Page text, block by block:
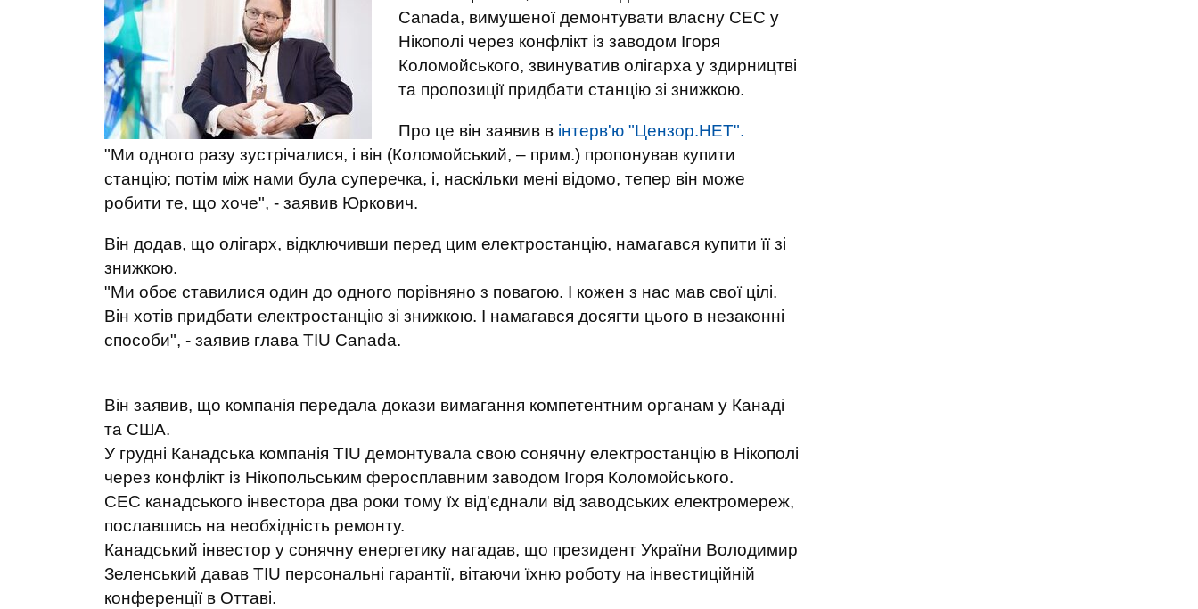
Canada, вимушеної демонтувати власну СЕС у
Нікополі через конфлікт із заводом Ігоря
Коломойського, звинуватив олігарха у здирництві
та пропозиції придбати станцію зі знижкою.
Про це він заявив в інтерв'ю "Цензор.НЕТ".
"Ми одного разу зустрічалися, і він (Коломойський, – прим.) пропонував купити
станцію; потім між нами була суперечка, і, наскільки мені відомо, тепер він може
робити те, що хоче", - заявив Юркович.
Він додав, що олігарх, відключивши перед цим електростанцію, намагався купити її зі
знижкою.
"Ми обоє ставилися один до одного порівняно з повагою. І кожен з нас мав свої цілі.
Він хотів придбати електростанцію зі знижкою. І намагався досягти цього в незаконні
способи", - заявив глава TIU Canada.
Він заявив, що компанія передала докази вимагання компетентним органам у Канаді
та США.
У грудні Канадська компанія TIU демонтувала свою сонячну електростанцію в Нікополі
через конфлікт із Нікопольським феросплавним заводом Ігоря Коломойського.
СЕС канадського інвестора два роки тому їх від'єднали від заводських електромереж,
пославшись на необхідність ремонту.
Канадський інвестор у сонячну енергетику нагадав, що президент України Володимир
Зеленський давав TIU персональні гарантії, вітаючи їхню роботу на інвестиційній
конференції в Оттаві.